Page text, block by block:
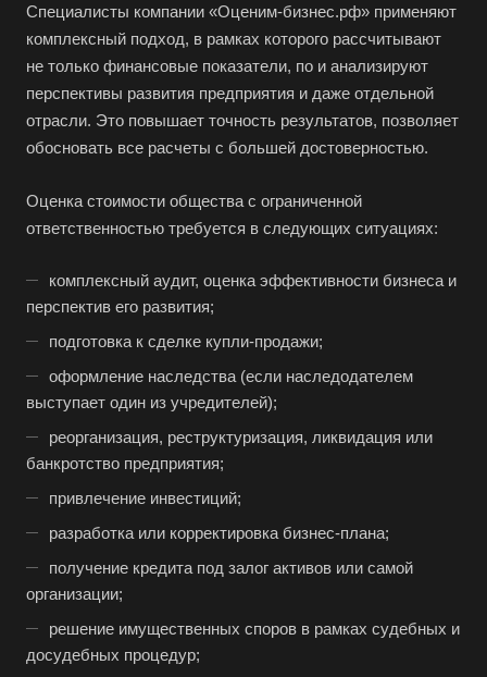
Специалисты компании «Оценим-бизнес.рф» применяют
комплексный подход, в рамках которого рассчитывают
не только финансовые показатели, по и анализируют
перспективы развития предприятия и даже отдельной
отрасли. Это повышает точность результатов, позволяет
обосновать все расчеты с большей достоверностью.
Оценка стоимости общества с ограниченной
ответственностью требуется в следующих ситуациях:
комплексный аудит, оценка эффективности бизнеса и
перспектив его развития;
подготовка к сделке купли-продажи;
оформление наследства (если наследодателем
выступает один из учредителей);
реорганизация, реструктуризация, ликвидация или
банкротство предприятия;
привлечение инвестиций;
разработка или корректировка бизнес-плана;
получение кредита под залог активов или самой
организации;
решение имущественных споров в рамках судебных и
досудебных процедур;